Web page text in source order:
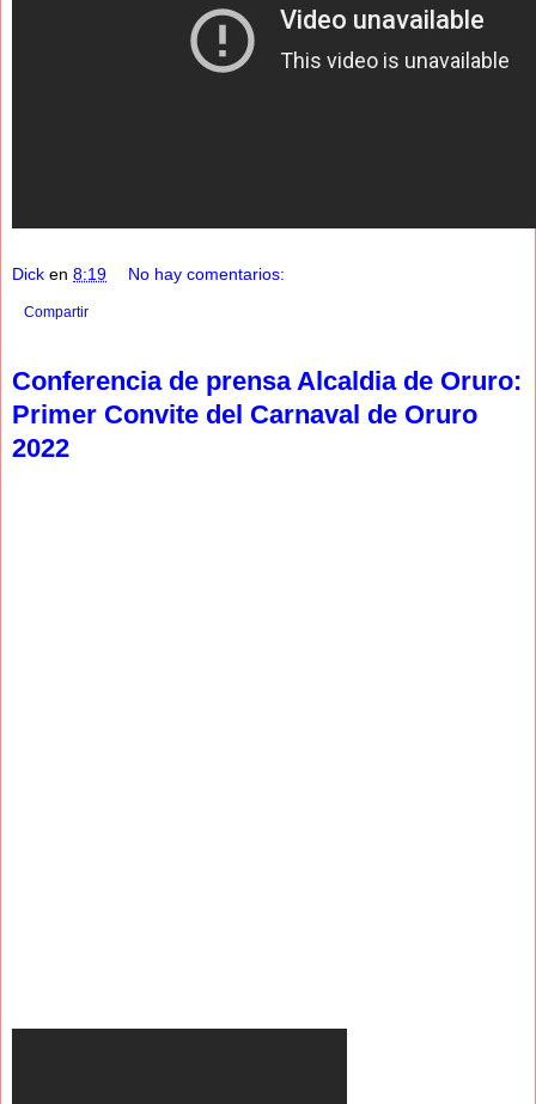
Dick en 8:19 No hay comentarios:
Compartir
Conferencia de prensa Alcaldia de Oruro:
Primer Convite del Carnaval de Oruro
2022